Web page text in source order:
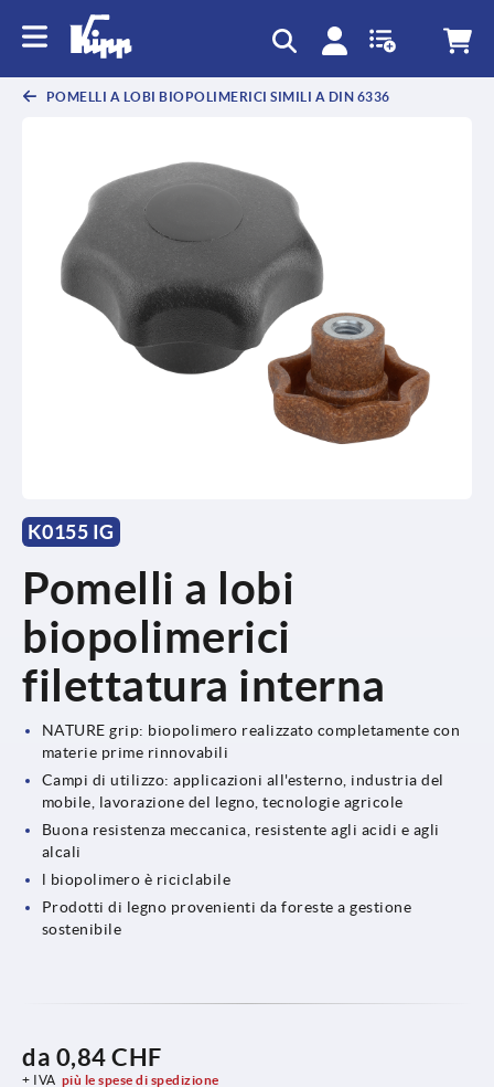
POMELLI A LOBI BIOPOLIMERICI SIMILI A DIN 6336
K0155 IG
Pomelli a lobi
biopolimerici
filettatura interna
NATURE grip: biopolimero realizzato completamente con
materie prime rinnovabili
Campi di utilizzo: applicazioni all'esterno, industria del
mobile, lavorazione del legno, tecnologie agricole
Buona resistenza meccanica, resistente agli acidi e agli
alcali
l biopolimero è riciclabile
Prodotti di legno provenienti da foreste a gestione
sostenibile
da 0,84 CHF
+ IVA più le spese di spedizione